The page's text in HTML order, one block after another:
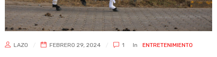
LAZO FEBRERO 29, 2024 1 In ENTRETENIMIENTO